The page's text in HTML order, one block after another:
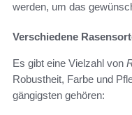
werden, um das
Verschiedene
Es gibt eine Vielzahl von
Robustheit, Farbe und
gängigsten gehören: